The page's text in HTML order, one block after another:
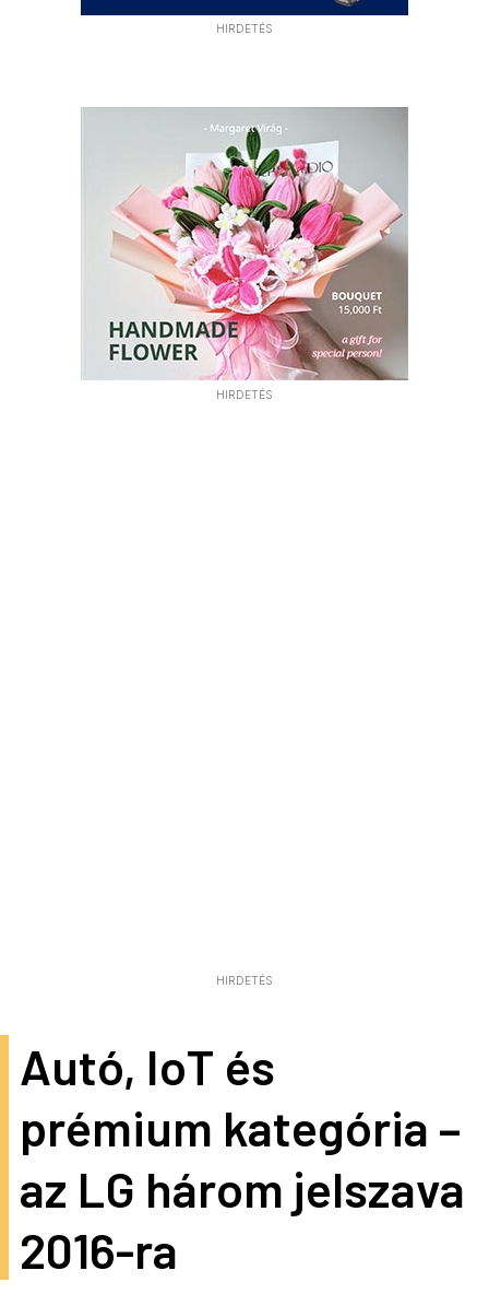
HIRDETÉS
HIRDETÉS
HIRDETÉS
Autó, IoT és
prémium kategória –
az LG három jelszava
2016-ra